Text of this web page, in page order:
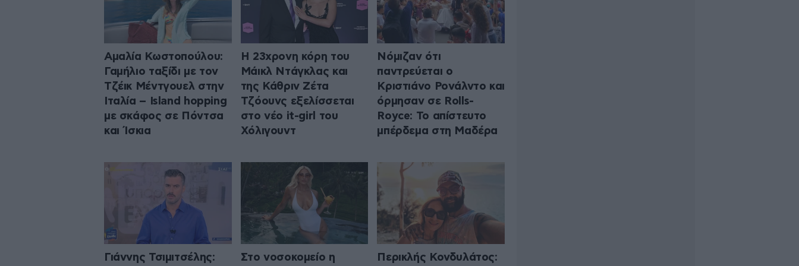
Αμαλία Κωστοπούλου:
Γαμήλιο ταξίδι με τον
Τζέικ Μέντγουελ στην
Ιταλία – Island hopping
με σκάφος σε Πόντσα
και Ίσκια
Η 23χρονη κόρη τoυ
Μάικλ Ντάγκλας και
της Κάθριν Ζέτα
Τζόουνς εξελίσσεται
στο νέο it-girl του
Χόλιγουντ
Νόμιζαν ότι
παντρεύεται ο
Κριστιάνο Ρονάλντο και
όρμησαν σε Rolls-
Royce: Το απίστευτο
μπέρδεμα στη Μαδέρα
Γιάννης Τσιμιτσέλης: Στο νοσοκομείο η Περικλής Κονδυλάτος: